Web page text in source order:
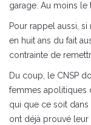
garage. Au moins le
Pour rappel aussi,
en huit ans du fait
contrainte de
Du coup, le CNSP
femmes apolitiques
qui que ce soit
ont déjà prouvé leur